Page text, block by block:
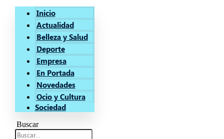
Inicio
Actualidad
Belleza y Salud
Deporte
Empresa
En Portada
Novedades
Ocio y Cultura
Sociedad
Buscar